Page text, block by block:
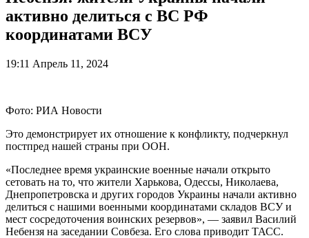
активно делиться с ВС РФ
координатами ВСУ
19:11 Апрель 11, 2024
Фото: РИА Новости
Это демонстрирует их отношение к конфликту, подчеркнул
постпред нашей страны при ООН.
«Последнее время украинские военные начали открыто
сетовать на то, что жители Харькова, Одессы, Николаева,
Днепропетровска и других городов Украины начали активно
делиться с нашими военными координатами складов ВСУ и
мест сосредоточения воинских резервов», — заявил Василий
Небензя на заседании Совбеза. Его слова приводит ТАСС.